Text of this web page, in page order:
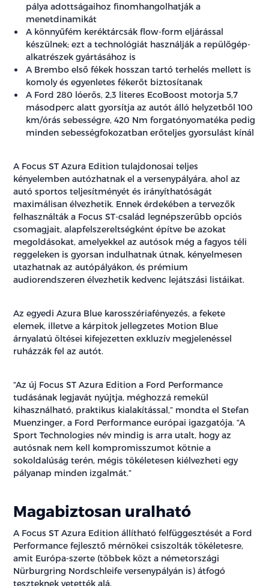
pálya adottságaihoz finomhangolhatják a
menetdinamikát
A könnyűfém keréktárcsák flow-form eljárással
készülnek; ezt a technológiát használják a repülőgép-
alkatrészek gyártásához is
A Brembo első fékek hosszan tartó terhelés mellett is
komoly és egyenletes fékerőt biztosítanak
A Ford 280 lóerős, 2,3 literes EcoBoost motorja 5,7
másodperc alatt gyorsítja az autót álló helyzetből 100
km/órás sebességre, 420 Nm forgatónyomatéka pedig
minden sebességfokozatban erőteljes gyorsulást kínál
A Focus ST Azura Edition tulajdonosai teljes
kényelemben autózhatnak el a versenypályára, ahol az
autó sportos teljesítményét és irányíthatóságát
maximálisan élvezhetik. Ennek érdekében a tervezők
felhasználták a Focus ST-család legnépszerűbb opciós
csomagjait, alapfelszereltségként építve be azokat
megoldásokat, amelyekkel az autósok még a fagyos téli
reggeleken is gyorsan indulhatnak útnak, kényelmesen
utazhatnak az autópályákon, és prémium
audiorendszeren élvezhetik kedvenc lejátszási listáikat.
Az egyedi Azura Blue karosszériafényezés, a fekete
elemek, illetve a kárpitok jellegzetes Motion Blue
árnyalatú öltései kifejezetten exkluzív megjelenéssel
ruházzák fel az autót.
“Az új Focus ST Azura Edition a Ford Performance
tudásának legjavát nyújtja, méghozzá remekül
kihasználható, praktikus kialakítással,” mondta el Stefan
Muenzinger, a Ford Performance európai igazgatója. “A
Sport Technologies név mindig is arra utalt, hogy az
autósnak nem kell kompromisszumot kötnie a
sokoldalúság terén, mégis tökéletesen kiélvezheti egy
pályanap minden izgalmát.”
Magabiztosan uralható
A Focus ST Azura Edition állítható felfüggesztését a Ford
Performance fejlesztő mérnökei csiszolták tökéletesre,
amit Európa-szerte (többek közt a németországi
Nürburgring Nordschleife versenypályán is) átfogó
teszteknek vetették alá.